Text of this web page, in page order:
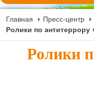
Главная Пресс-центр
Ролики по антитеррору
Ролики